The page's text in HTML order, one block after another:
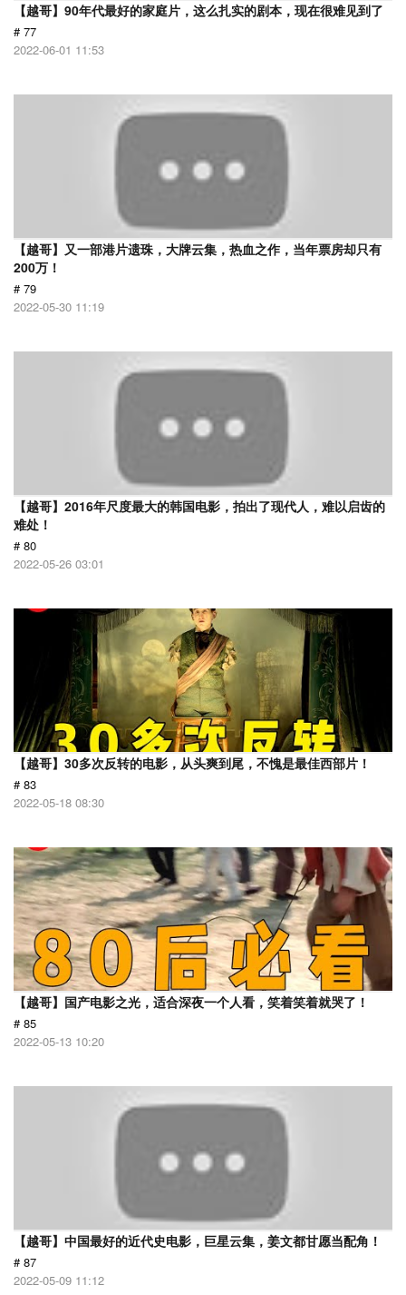
【越哥】90年代最好的家庭片，这么扎实的剧本，现在很难见到了
# 77
2022-06-01 11:53
【越哥】又一部港片遗珠，大牌云集，热血之作，当年票房却只有
200万！
# 79
2022-05-30 11:19
【越哥】2016年尺度最大的韩国电影，拍出了现代人，难以启齿的
难处！
# 80
2022-05-26 03:01
【越哥】30多次反转的电影，从头爽到尾，不愧是最佳西部片！
# 83
2022-05-18 08:30
【越哥】国产电影之光，适合深夜一个人看，笑着笑着就哭了！
# 85
2022-05-13 10:20
【越哥】中国最好的近代史电影，巨星云集，姜文都甘愿当配角！
# 87
2022-05-09 11:12